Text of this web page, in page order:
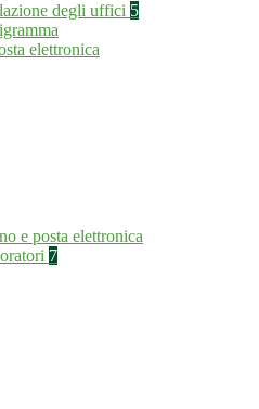
degli uffici 5
elettronica
e posta elettronica
7